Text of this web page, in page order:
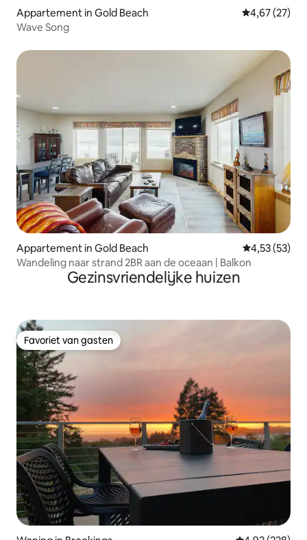
Appartement in Gold Beach Gemiddelde
4,67 (27)
Wave Song
Appartement in Gold Beach Gemiddelde
4,53 (53)
Wandeling naar strand 2BR aan de oceaan | Balkon
Gezinsvriendelijke huizen
Favoriet van gasten
Favoriet van gasten